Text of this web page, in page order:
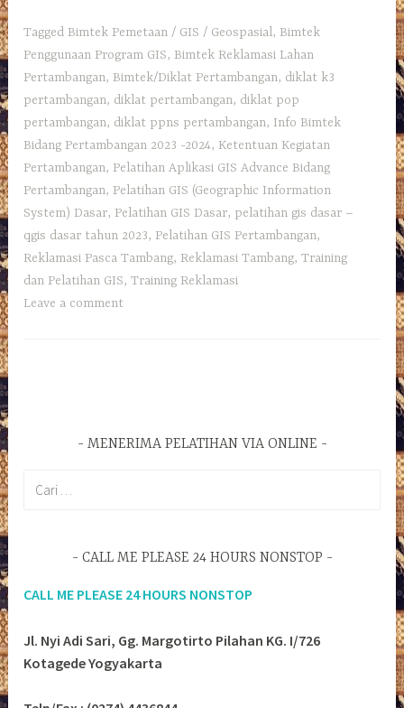
Tagged Bimtek Pemetaan / GIS / Geospasial, Bimtek
Penggunaan Program GIS, Bimtek Reklamasi Lahan
Pertambangan, Bimtek/Diklat Pertambangan, diklat k3
pertambangan, diklat pertambangan, diklat pop
pertambangan, diklat ppns pertambangan, Info Bimtek
Bidang Pertambangan 2023 -2024, Ketentuan Kegiatan
Pertambangan, Pelatihan Aplikasi GIS Advance Bidang
Pertambangan, Pelatihan GIS (Geographic Information
System) Dasar, Pelatihan GIS Dasar, pelatihan gis dasar –
qgis dasar tahun 2023, Pelatihan GIS Pertambangan,
Reklamasi Pasca Tambang, Reklamasi Tambang,Training
dan Pelatihan GIS,Training Reklamasi
Leave a comment
MENERIMA PELATIHAN VIA ONLINE
CALL ME PLEASE 24 HOURS NONSTOP
CALL ME PLEASE 24 HOURS NONSTOP
Jl. Nyi Adi Sari, Gg. Margotirto Pilahan KG. I/726
Kotagede Yogyakarta